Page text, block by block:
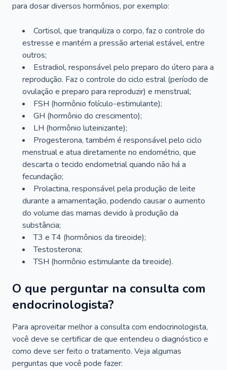
para dosar diversos hormônios, por exemplo:
Cortisol, que tranquiliza o corpo, faz o controle do
estresse e mantém a pressão arterial estável, entre
outros;
Estradiol, responsável pelo preparo do útero para a
reprodução. Faz o controle do ciclo estral (período de
ovulação e preparo para reproduzir) e menstrual;
FSH (hormônio folículo-estimulante);
GH (hormônio do crescimento);
LH (hormônio luteinizante);
Progesterona, também é responsável pelo ciclo
menstrual e atua diretamente no endométrio, que
descarta o tecido endometrial quando não há a
fecundação;
Prolactina, responsável pela produção de leite
durante a amamentação, podendo causar o aumento
do volume das mamas devido à produção da
substância;
T3 e T4 (hormônios da tireoide);
Testosterona;
TSH (hormônio estimulante da tireoide).
O que perguntar na consulta com
endocrinologista?
Para aproveitar melhor a consulta com endocrinologista,
você deve se certificar de que entendeu o diagnóstico e
como deve ser feito o tratamento. Veja algumas
perguntas que você pode fazer: